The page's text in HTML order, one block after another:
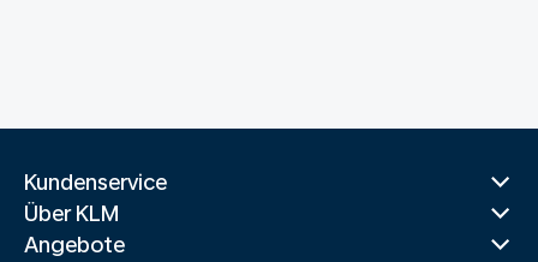
Kundenservice
Über KLM
Angebote